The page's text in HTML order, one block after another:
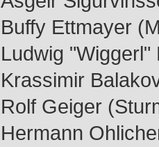
Buffy Ettmayer
Ludwig "Wiggerl"
Krassimir
Rolf Geiger
Hermann